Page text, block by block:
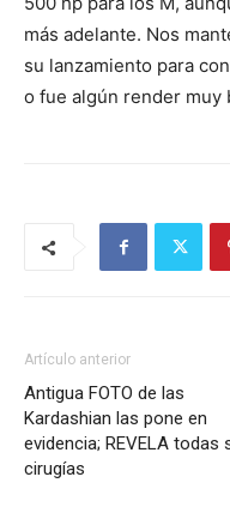
más adelante. Nos
su lanzamiento para
o fue algún render muy
Artículo anterior
Antigua FOTO de las
Kardashian las pone en
evidencia; REVELA todas
cirugías